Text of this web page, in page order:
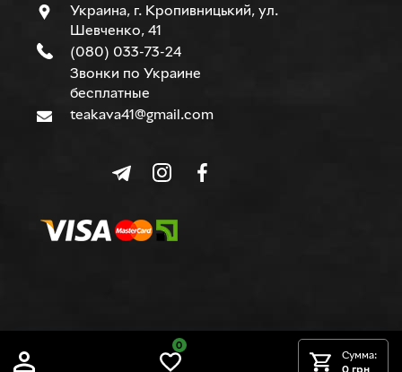
0
Сумма:
0 грн
Украина, г. Кропивницький, ул.
Шевченко, 41
(080) 033-73-24
Звонки по Украине
бесплатные
teakava41@gmail.com
© TEAKAVA, 2015-2026 г.